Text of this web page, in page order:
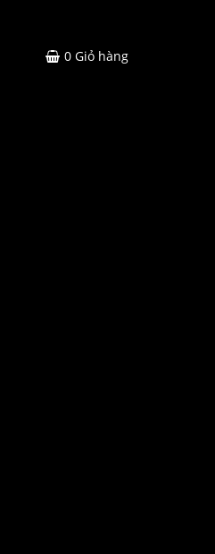
0 Giỏ hàng